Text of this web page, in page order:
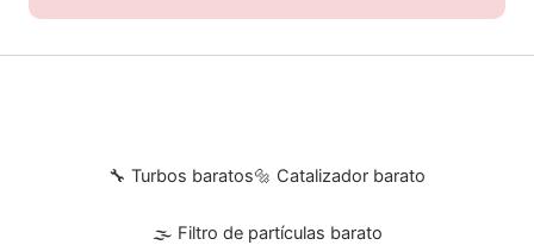
🔧 Turbos baratos🔩 Catalizador barato
🌫 Filtro de partículas barato